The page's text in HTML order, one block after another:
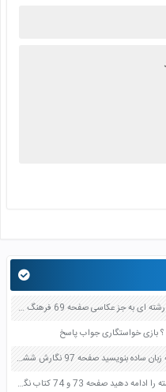
یکی از هنرمندان معاصر مورد علاقه خود را در هر رشته ای به جز عکاسی صفحه 69 فرهنگ و هنر نهم
بازی خواستگاری جواب پاسخ
یکی از حکایت هایی را که تا به حال شنیده اید به زبان ساده بنویسید صفحه 97 نگارش ششم دبستان
یکی از متن های ناتمام زیر را انتخاب کنید و نوشته را ادامه دهید صفحه 73 و 74 کتاب نگارش فارسی پنجم دبستان